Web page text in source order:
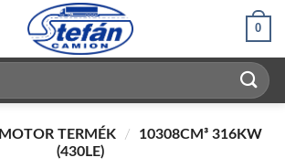
0
MOTOR TERMÉK /
10308CM³ 316KW
(430LE)